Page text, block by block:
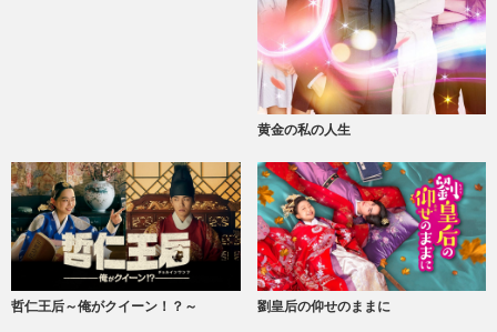
黄金の私の人生
哲仁王后～俺がクイーン！？～ 劉皇后の仰せのままに